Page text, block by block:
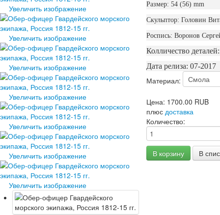
Увеличить изображение
Увеличить изображение
Увеличить изображение
Увеличить изображение
Увеличить изображение
Увеличить изображение
Увеличить изображение
Размер: 54 (56) mm
Скульптор: Головин
Роспись: Воронов
Колличество
Дата релиза: 07-2017
Материал:
Цена: 1700.00 RUB
плюс доставка
Количество: